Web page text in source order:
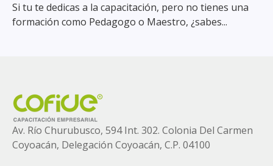
Si tu te dedicas a la capacitación, pero no tienes una
formación como Pedagogo o Maestro, ¿sabes...
Av. Río Churubusco, 594 Int. 302. Colonia Del Carmen
Coyoacán, Delegación Coyoacán, C.P. 04100